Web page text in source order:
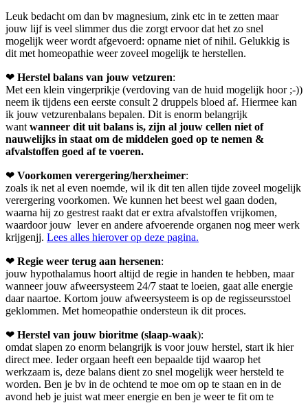
Leuk bedacht om dan bv magnesium, zink etc in te zetten maar
jouw lijf is veel slimmer dus die zorgt ervoor dat het zo snel
mogelijk weer wordt afgevoerd: opname niet of nihil. Gelukkig is
dit met homeopathie weer zoveel mogelijk te herstellen.
❤ Herstel balans van jouw vetzuren:
Met een klein vingerprikje (verdoving van de huid mogelijk hoor ;-))
neem ik tijdens een eerste consult 2 druppels bloed af. Hiermee kan
ik jouw vetzurenbalans bepalen. Dit is enorm belangrijk
wantwanneer dit uit balans is, zijn al jouw cellen niet of
nauwelijks in staat om de middelen goed op te nemen &
afvalstoffen goed af te voeren.
❤ Voorkomen verergering/herxheimer:
zoals ik net al even noemde, wil ik dit ten allen tijde zoveel mogelijk
verergering voorkomen. We kunnen het beest wel gaan doden,
waarna hij zo gestrest raakt dat er extra afvalstoffen vrijkomen,
waardoor jouw lever en andere afvoerende organen nog meer werk
krijgenjj. Lees alles hierover op deze pagina.
❤ Regie weer terug aan hersenen:
jouw hypothalamus hoort altijd de regie in handen te hebben, maar
wanneer jouw afweersysteem 24/7 staat te loeien, gaat alle energie
daar naartoe. Kortom jouw afweersysteem is op de regisseursstoel
geklommen. Met homeopathie ondersteun ik dit proces.
❤ Herstel van jouw bioritme (slaap-waak):
omdat slapen zo enorm belangrijk is voor jouw herstel, start ik hier
direct mee. Ieder orgaan heeft een bepaalde tijd waarop het
werkzaam is, deze balans dient zo snel mogelijk weer hersteld te
worden. Ben je bv in de ochtend te moe om op te staan en in de
avond heb je juist wat meer energie en ben je weer te fit om te